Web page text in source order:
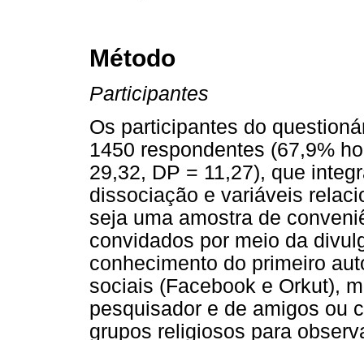
Método
Participantes
Os participantes do
1450 respondentes (67,9%
29,32, DP = 11,27), que
dissociação e variáveis
seja uma amostra de
convidados por meio da
conhecimento do primeiro
sociais (Facebook e Orkut),
pesquisador e de amigos ou
grupos religiosos para